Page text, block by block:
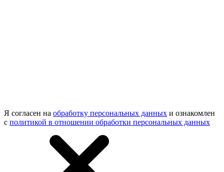
Я согласен на обработку персональных данных и ознакомлен
с политикой в отношении обработки персональных данных